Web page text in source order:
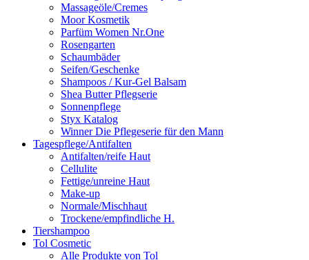
Massageöle/Cremes
Moor Kosmetik
Parfüm Women Nr.One
Rosengarten
Schaumbäder
Seifen/Geschenke
Shampoos / Kur-Gel Balsam
Shea Butter Pflegserie
Sonnenpflege
Styx Katalog
Winner Die Pflegeserie für den Mann
Tagespflege/Antifalten
Antifalten/reife Haut
Cellulite
Fettige/unreine Haut
Make-up
Normale/Mischhaut
Trockene/empfindliche H.
Tiershampoo
Tol Cosmetic
Alle Produkte von Tol